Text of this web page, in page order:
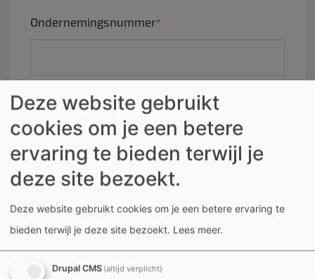
Ondernemingsnummer
Contactpersoon binnen het bedrijf
E-mail contactpersoon
Deze website gebruikt
cookies om je een betere
ervaring te bieden terwijl je
deze site bezoekt.
Deze website gebruikt cookies om je een betere ervaring te
bieden terwijl je deze site bezoekt. Lees meer.
Drupal CMS (altijd verplicht)